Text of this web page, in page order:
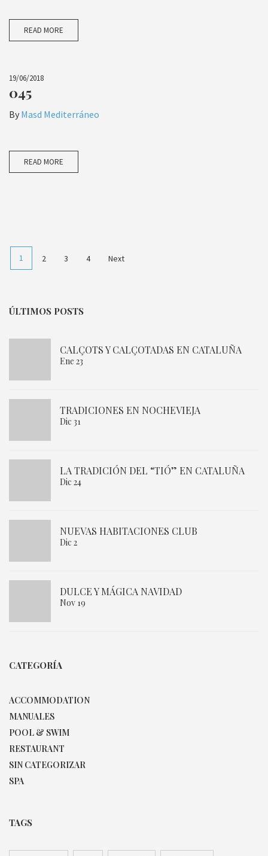
READ MORE
19/06/2018
045
By Masd Mediterráneo
READ MORE
1 2 3 4 Next
ÚLTIMOS POSTS
CALÇOTS Y CALÇOTADAS EN CATALUÑA
Ene 23
TRADICIONES EN NOCHEVIEJA
Dic 31
LA TRADICIÓN DEL “TIÓ” EN CATALUÑA
Dic 24
NUEVAS HABITACIONES CLUB
Dic 2
DULCE Y MÁGICA NAVIDAD
Nov 19
CATEGORÍA
ACCOMMODATION
MANUALES
POOL & SWIM
RESTAURANT
SIN CATEGORIZAR
SPA
TAGS